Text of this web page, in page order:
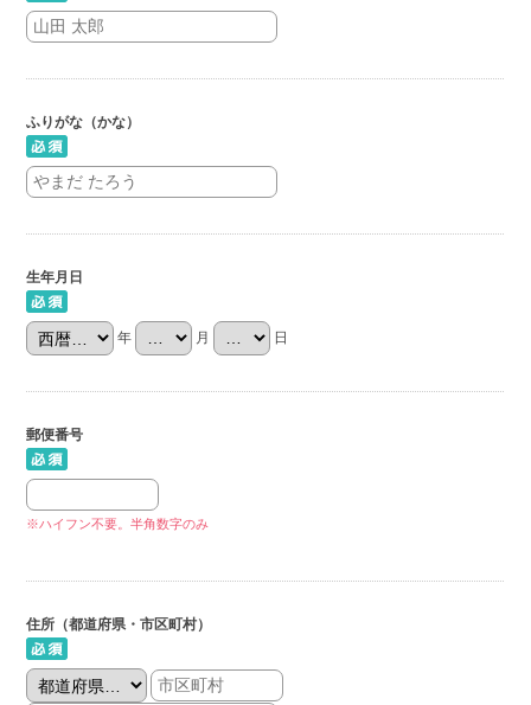
ふりがな（かな）
生年月日
年 月 日
郵便番号
※ハイフン不要。半角数字のみ
住所（都道府県・市区町村）